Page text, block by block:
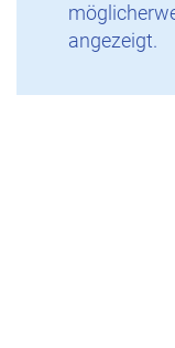
angezeigt.